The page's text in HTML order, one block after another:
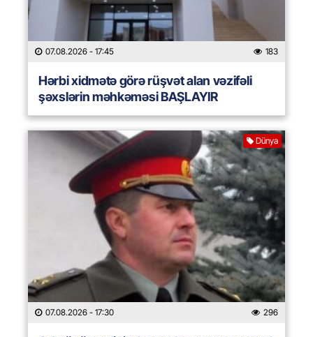
07.08.2026 - 17:45 183
Hərbi xidmətə görə rüşvət alan vəzifəli
şəxslərin məhkəməsi BAŞLAYIR
Dünya
07.08.2026 - 17:30 296